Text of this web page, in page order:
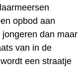
opbod aan
dan maar
van in de
een straatje